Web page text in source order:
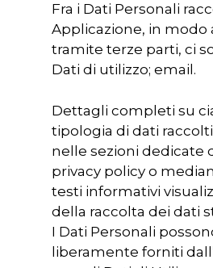
Fra i Dati Personali
Applicazione, in modo
tramite terze parti, ci
Dati di utilizzo; email.
Dettagli completi su
tipologia di dati
nelle sezioni dedicate
privacy policy o
testi informativi
della raccolta dei dati
I Dati Personali
liberamente forniti